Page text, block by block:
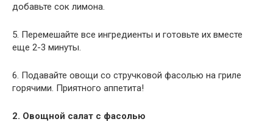
добавьте сок лимона.
5. Перемешайте все ингредиенты и готовьте их вместе
еще 2-3 минуты.
6. Подавайте овощи со стручковой фасолью на гриле
горячими. Приятного аппетита!
2. Овощной салат с фасолью